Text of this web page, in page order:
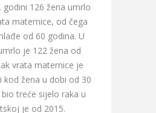
godini 126 žena umrlo
maternice, od čega
od 60 godina. U
je 122 žena od
vrata maternice je
kod žena u dobi od 30
treće sijelo raka u
je od 2015.